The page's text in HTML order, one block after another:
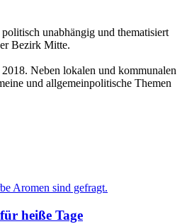
unabhängig und thematisiert
Bezirk Mitte.
Neben lokalen und kommunalen
und allgemeinpolitische Themen
heiße Tage